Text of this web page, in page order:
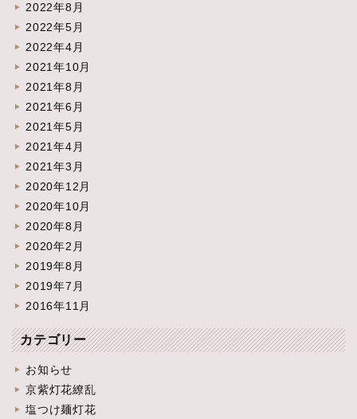
2022年8月
2022年5月
2022年4月
2021年10月
2021年8月
2021年6月
2021年5月
2021年4月
2021年3月
2020年12月
2020年10月
2020年8月
2020年2月
2019年8月
2019年7月
2016年11月
カテゴリー
お知らせ
京紫灯花繚乱
塩つけ麺灯花